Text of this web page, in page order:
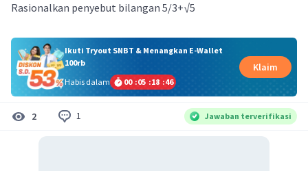
Rasionalkan penyebut bilangan 5/3+√5
Ikuti Tryout SNBT & Menangkan E-Wallet
100rb
Habis dalam
00 :05 :18 :46
Klaim
2 1 Jawaban terverifikasi